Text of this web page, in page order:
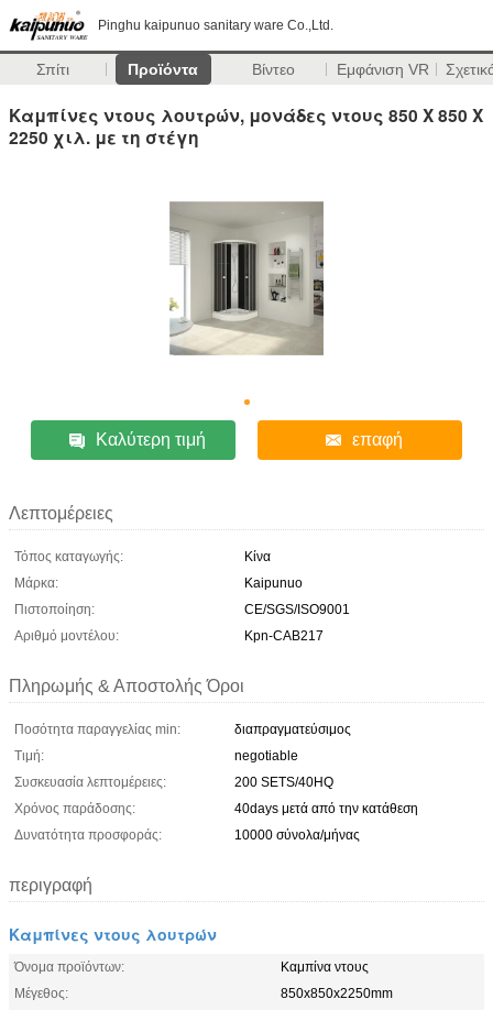
Pinghu kaipunuo sanitary ware Co.,Ltd.
Σπίτι Προϊόντα Βίντεο Εμφάνιση VR
Καμπίνες ντους λουτρών, μονάδες ντους 850 X 850 X
2250 χιλ. με τη στέγη
Καλύτερη τιμή επαφή
Λεπτομέρειες
Τόπος καταγωγής:
Κίνα
Μάρκα:
Kaipunuo
Πιστοποίηση:
CE/SGS/ISO9001
Αριθμό μοντέλου:
Kpn-CAB217
Πληρωμής & Αποστολής Όροι
Ποσότητα παραγγελίας min:
διαπραγματεύσιμος
Τιμή:
negotiable
Συσκευασία λεπτομέρειες:
200 SETS/40HQ
Χρόνος παράδοσης:
40days μετά από την κατάθεση
Δυνατότητα προσφοράς:
10000 σύνολα/μήνας
περιγραφή
Καμπίνες ντους λουτρών
Όνομα προϊόντων:
Καμπίνα ντους
Μέγεθος:
850x850x2250mm